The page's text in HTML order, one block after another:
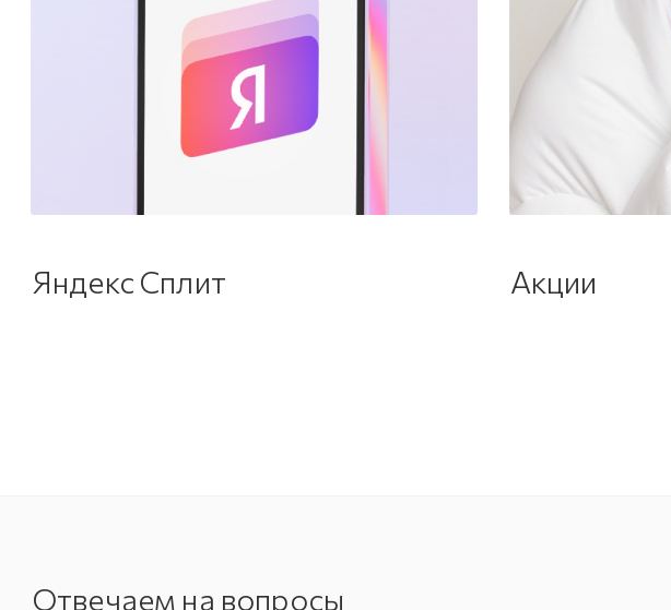
Яндекс Сплит Акции
Отвечаем на вопросы